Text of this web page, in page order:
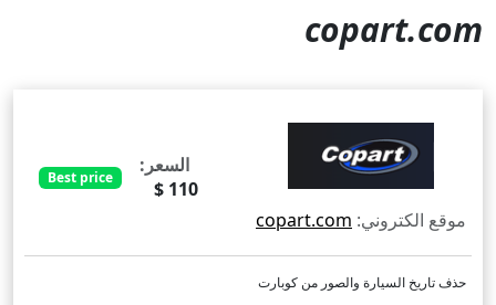
copart.com
موقع الكتروني: copart.com
السعر:
110 $
Best price
حذف تاريخ السيارة والصور من كوبارت